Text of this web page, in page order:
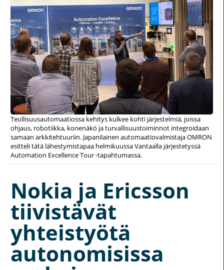
Teollisuusautomaatiossa kehitys kulkee kohti järjestelmiä, joissa
ohjaus, robotiikka, konenäkö ja turvallisuustoiminnot integroidaan
samaan arkkitehtuuriin. Japanilainen automaatiovalmistaja OMRON
esitteli tätä lähestymistapaa helmikuussa Vantaalla järjestetyssä
Automation Excellence Tour -tapahtumassa.
Nokia ja Ericsson
tiivistävät
yhteistyötä
autonomisissa